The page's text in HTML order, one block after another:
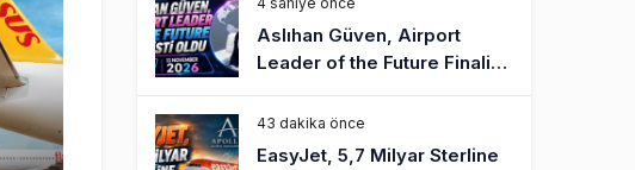
Aslıhan Güven, Airport
Leader of the Future Finalisti
Oldu
43 dakika önce
EasyJet, 5,7 Milyar Sterline